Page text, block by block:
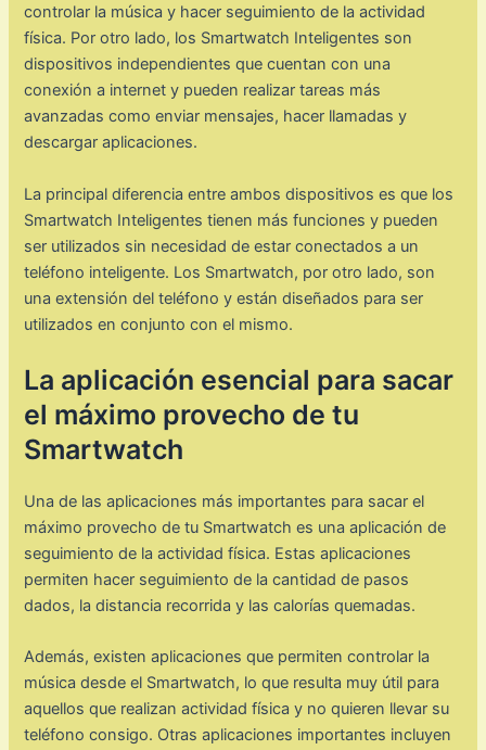
controlar la música y hacer seguimiento de la actividad
física. Por otro lado, los Smartwatch Inteligentes son
dispositivos independientes que cuentan con una
conexión a internet y pueden realizar tareas más
avanzadas como enviar mensajes, hacer llamadas y
descargar aplicaciones.
La principal diferencia entre ambos dispositivos es que los
Smartwatch Inteligentes tienen más funciones y pueden
ser utilizados sin necesidad de estar conectados a un
teléfono inteligente. Los Smartwatch, por otro lado, son
una extensión del teléfono y están diseñados para ser
utilizados en conjunto con el mismo.
La aplicación esencial para sacar
el máximo provecho de tu
Smartwatch
Una de las aplicaciones más importantes para sacar el
máximo provecho de tu Smartwatch es una aplicación de
seguimiento de la actividad física. Estas aplicaciones
permiten hacer seguimiento de la cantidad de pasos
dados, la distancia recorrida y las calorías quemadas.
Además, existen aplicaciones que permiten controlar la
música desde el Smartwatch, lo que resulta muy útil para
aquellos que realizan actividad física y no quieren llevar su
teléfono consigo. Otras aplicaciones importantes incluyen